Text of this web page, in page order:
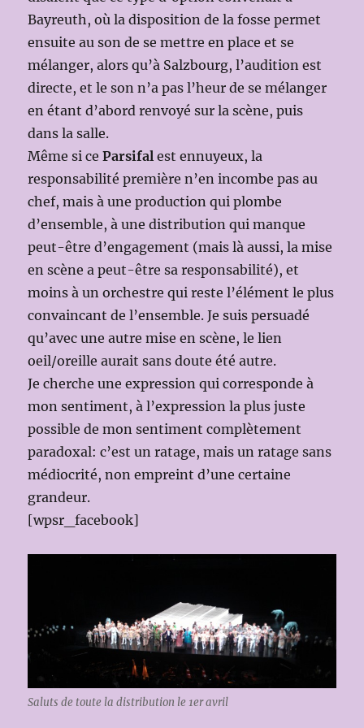
Bayreuth, où la disposition de la fosse permet
ensuite au son de se mettre en place et se
mélanger, alors qu’à Salzbourg, l’audition est
directe, et le son n’a pas l’heur de se mélanger
en étant d’abord renvoyé sur la scène, puis
dans la salle.
Même si ceParsifal est ennuyeux, la
responsabilité première n’en incombe pas au
chef, mais à une production qui plombe
d’ensemble, à une distribution qui manque
peut-être d’engagement (mais là aussi, la mise
en scène a peut-être sa responsabilité), et
moins à un orchestre qui reste l’élément le plus
convaincant de l’ensemble. Je suis persuadé
qu’avec une autre mise en scène, le lien
oeil/oreille aurait sans doute été autre.
Je cherche une expression qui corresponde à
mon sentiment, à l’expression la plus juste
possible de mon sentiment complètement
paradoxal: c’est un ratage, mais un ratage sans
médiocrité, non empreint d’une certaine
grandeur.
[wpsr_facebook]
Saluts de toute la distribution le 1er avril